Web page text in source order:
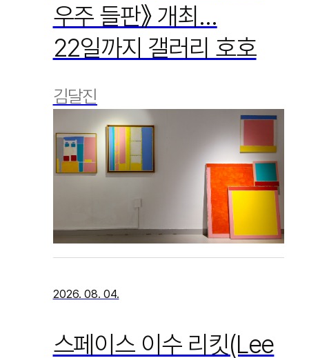
우주 들판》 개최…
22일까지 갤러리 호호
김달진
2026. 08. 04.
스페이스 이수 리킷(Lee